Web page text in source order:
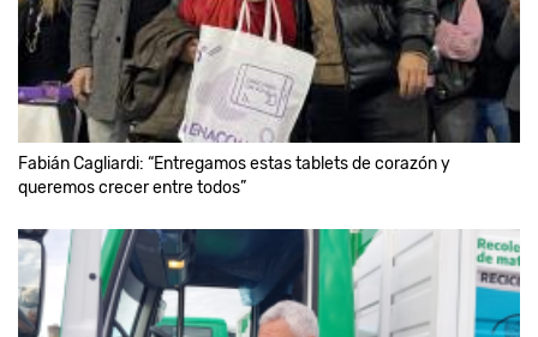
Fabián Cagliardi: “Entregamos estas tablets de corazón y
queremos crecer entre todos”